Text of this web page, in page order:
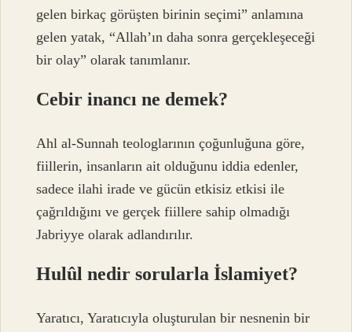
gelen birkaç görüşten birinin seçimi” anlamına
gelen yatak, “Allah’ın daha sonra gerçekleşeceği
bir olay” olarak tanımlanır.
Cebir inancı ne demek?
Ahl al-Sunnah teologlarının çoğunluğuna göre,
fiillerin, insanların ait olduğunu iddia edenler,
sadece ilahi irade ve gücün etkisiz etkisi ile
çağrıldığını ve gerçek fiillere sahip olmadığı
Jabriyye olarak adlandırılır.
Hulûl nedir sorularla İslamiyet?
Yaratıcı, Yaratıcıyla oluşturulan bir nesnenin bir